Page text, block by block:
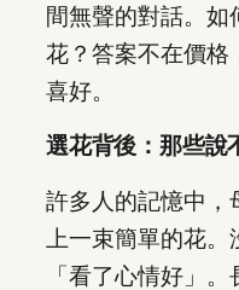
間無聲的對話。如
花？答案不在價格
喜好。
選花背後：那些說
許多人的記憶中，
上一束簡單的花
「看了心情好」